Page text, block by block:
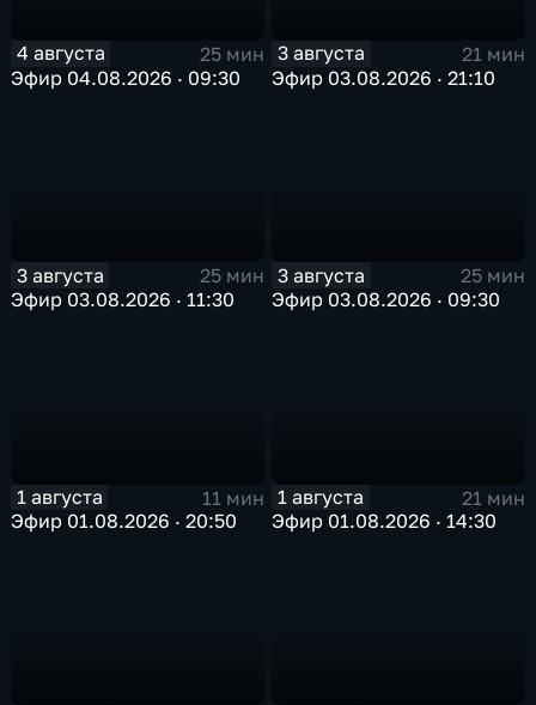
4 августа
25 мин
Эфир 04.08.2026 · 09:30
3 августа
21 мин
Эфир 03.08.2026 · 21:10
3 августа
25 мин
Эфир 03.08.2026 · 11:30
3 августа
25 мин
Эфир 03.08.2026 · 09:30
1 августа
11 мин
Эфир 01.08.2026 · 20:50
1 августа
21 мин
Эфир 01.08.2026 · 14:30